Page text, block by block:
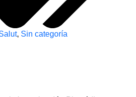
, Sin categoría